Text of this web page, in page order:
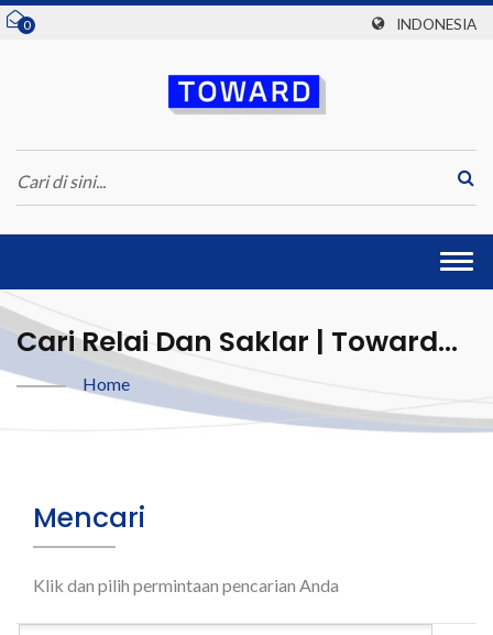
0 INDONESIA
Cari Relai Dan Saklar | Toward
Technologies, Inc.
Home
Mencari
Klik dan pilih permintaan pencarian Anda